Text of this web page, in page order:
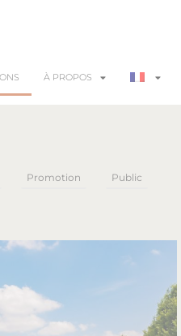
À PROPOS
Promotion Public